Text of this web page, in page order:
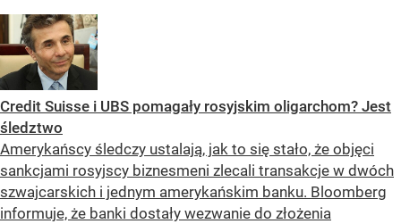
Credit Suisse i UBS pomagały rosyjskim oligarchom? Jest
śledztwo
Amerykańscy śledczy ustalają, jak to się stało, że objęci
sankcjami rosyjscy biznesmeni zlecali transakcje w dwóch
szwajcarskich i jednym amerykańskim banku. Bloomberg
informuje, że banki dostały wezwanie do złożenia